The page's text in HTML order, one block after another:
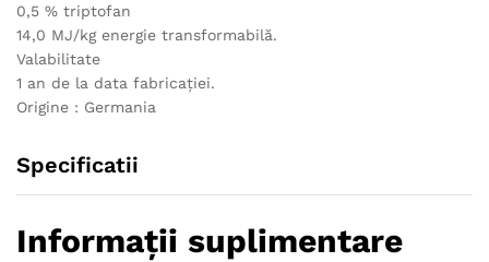
0,5 % triptofan
14,0 MJ/kg energie transformabilă.
Valabilitate
1 an de la data fabricației.
Origine : Germania
Specificatii
Informații suplimentare